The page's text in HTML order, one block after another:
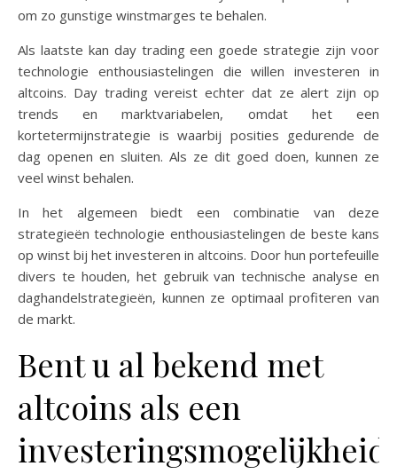
om zo gunstige winstmarges te behalen.
Als laatste kan day trading een goede strategie zijn voor
technologie enthousiastelingen die willen investeren in
altcoins. Day trading vereist echter dat ze alert zijn op
trends en marktvariabelen, omdat het een
kortetermijnstrategie is waarbij posities gedurende de
dag openen en sluiten. Als ze dit goed doen, kunnen ze
veel winst behalen.
In het algemeen biedt een combinatie van deze
strategieën technologie enthousiastelingen de beste kans
op winst bij het investeren in altcoins. Door hun portefeuille
divers te houden, het gebruik van technische analyse en
daghandelstrategieën, kunnen ze optimaal profiteren van
de markt.
Bent u al bekend met
altcoins als een